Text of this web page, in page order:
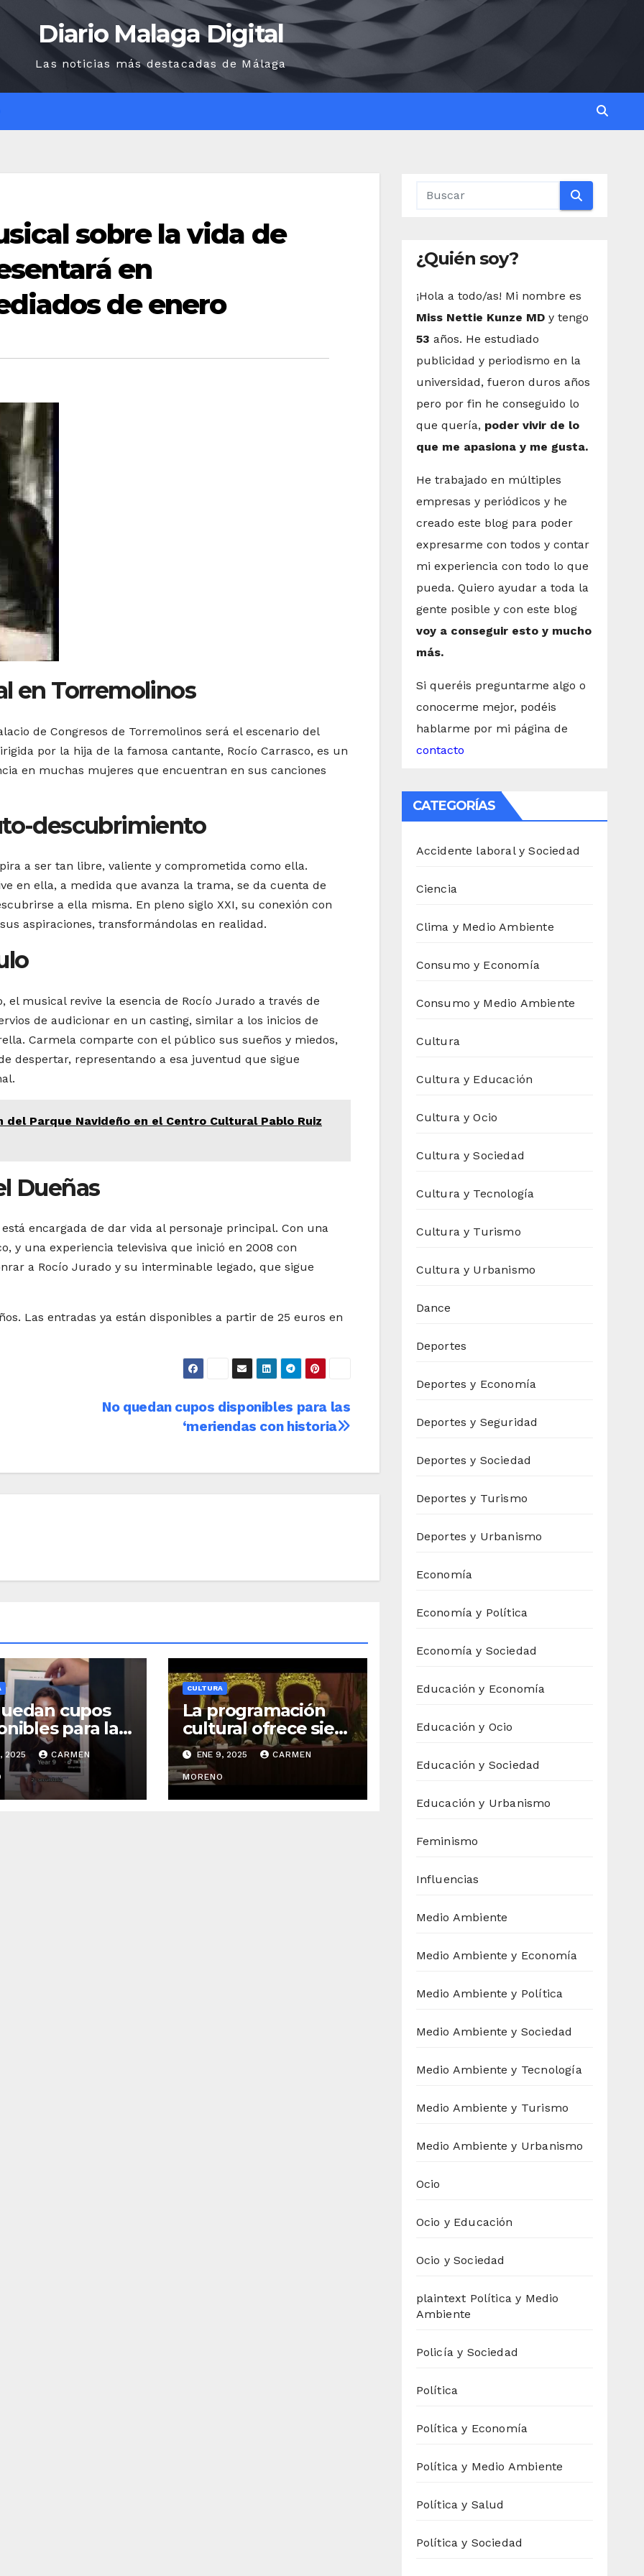
Diario Malaga Digital
Las noticias más destacadas de Málaga
sobre la vida de
en
de enero
en Torremolinos
de Congresos de Torremolinos será el escenario del
por la hija de la famosa cantante, Rocío Carrasco, es un
en muchas mujeres que encuentran en sus canciones
descubrimiento
a ser tan libre, valiente y comprometida como ella.
en ella, a medida que avanza la trama, se da cuenta de
a ella misma. En pleno siglo XXI, su conexión con
aspiraciones, transformándolas en realidad.
el musical revive la esencia de Rocío Jurado a través de
de audicionar en un casting, similar a los inicios de
Carmela comparte con el público sus sueños y miedos,
despertar, representando a esa juventud que sigue
del Parque Navideño en el Centro Cultural Pablo Ruiz
Dueñas
encargada de dar vida al personaje principal. Con una
y una experiencia televisiva que inició en 2008 con
a Rocío Jurado y su interminable legado, que sigue
Las entradas ya están disponibles a partir de 25 euros en
No quedan cupos disponibles para las
‘meriendas con historia
cupos
para las
con
2025 CARMEN
CULTURA
La programación
cultural ofrece siete
eventos para todas
las edades en la
segunda mitad de
enero
ENE 9, 2025 CARMEN
MORENO
¿Quién soy?
¡Hola a todo/as! Mi nombre es
Miss Nettie Kunze MDy tengo
53 años. He estudiado
publicidad y periodismo en la
universidad, fueron duros años
pero por fin he conseguido lo
que quería, poder vivir de lo
que me apasiona y me gusta.
He trabajado en múltiples
empresas y periódicos y he
creado este blog para poder
expresarme con todos y contar
mi experiencia con todo lo que
pueda. Quiero ayudar a toda la
gente posible y con este blog
voy a conseguir esto y mucho
más.
Si queréis preguntarme algo o
conocerme mejor, podéis
hablarme por mi página de
contacto
CATEGORÍAS
Accidente laboral y Sociedad
Ciencia
Clima y Medio Ambiente
Consumo y Economía
Consumo y Medio Ambiente
Cultura
Cultura y Educación
Cultura y Ocio
Cultura y Sociedad
Cultura y Tecnología
Cultura y Turismo
Cultura y Urbanismo
Dance
Deportes
Deportes y Economía
Deportes y Seguridad
Deportes y Sociedad
Deportes y Turismo
Deportes y Urbanismo
Economía
Economía y Política
Economía y Sociedad
Educación y Economía
Educación y Ocio
Educación y Sociedad
Educación y Urbanismo
Feminismo
Influencias
Medio Ambiente
Medio Ambiente y Economía
Medio Ambiente y Política
Medio Ambiente y Sociedad
Medio Ambiente y Tecnología
Medio Ambiente y Turismo
Medio Ambiente y Urbanismo
Ocio
Ocio y Educación
Ocio y Sociedad
plaintext Política y Medio
Ambiente
Policía y Sociedad
Política
Política y Economía
Política y Medio Ambiente
Política y Salud
Política y Sociedad